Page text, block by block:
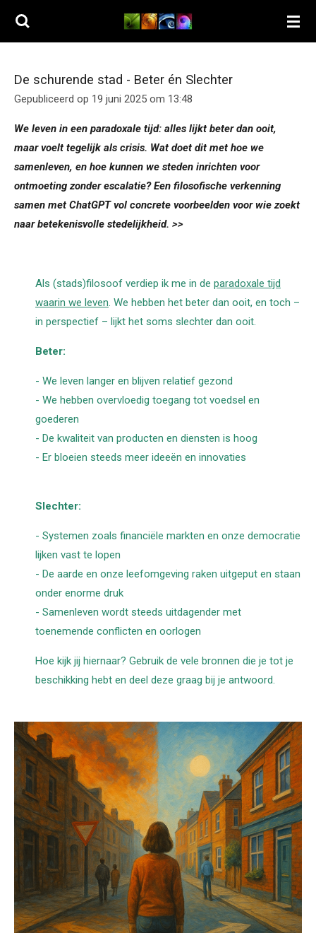
Ga
de
hoofdinhoud
De schurende stad - Beter én Slechter
Gepubliceerd op 19 juni 2025 om 13:48
We leven in een paradoxale tijd: alles lijkt beter dan ooit,
maar voelt tegelijk als crisis. Wat doet dit met hoe we
samenleven, en hoe kunnen we steden inrichten voor
ontmoeting zonder escalatie? Een filosofische verkenning
samen met ChatGPT vol concrete voorbeelden voor wie zoekt
naar betekenisvolle stedelijkheid. >>
Als (stads)filosoof verdiep ik me in de paradoxale tijd
waarin we leven. We hebben het beter dan ooit, en toch –
in perspectief – lijkt het soms slechter dan ooit.
Beter:
- We leven langer en blijven relatief gezond
- We hebben overvloedig toegang tot voedsel en
goederen
- De kwaliteit van producten en diensten is hoog
- Er bloeien steeds meer ideeën en innovaties
Slechter:
- Systemen zoals financiële markten en onze democratie
lijken vast te lopen
- De aarde en onze leefomgeving raken uitgeput en staan
onder enorme druk
- Samenleven wordt steeds uitdagender met
toenemende conflicten en oorlogen
Hoe kijk jij hiernaar? Gebruik de vele bronnen die je tot je
beschikking hebt en deel deze graag bij je antwoord.